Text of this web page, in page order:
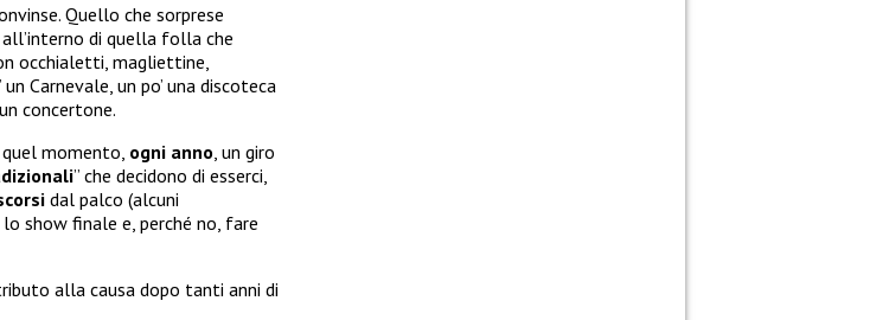
Quello che sorprese
di quella folla che
occhialetti, magliettine,
Carnevale, un po’ una discoteca
concertone.
momento, ogni anno , un giro
” che decidono di esserci,
dal palco (alcuni
show finale e, perché no, fare
alla causa dopo tanti anni di